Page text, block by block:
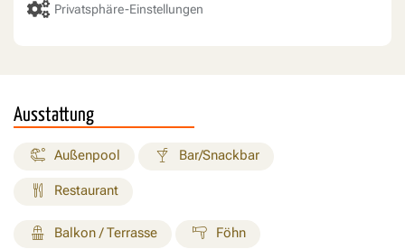
Privatsphäre-Einstellungen
Ausstattung
Außenpool Bar/Snackbar
Restaurant
Balkon / Terrasse Föhn